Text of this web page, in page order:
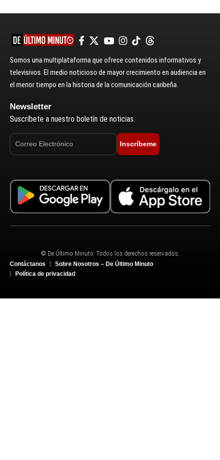
Somos una multiplataforma que ofrece contenidos informativos y
televisivos. El medio noticioso de mayor crecimiento en audiencia en
el menor tiempo en la historia de la comunicación caribeña.
Newsletter
Suscríbete a nuestro boletín de noticias.
Inscríbeme
© De Último Minuto. Todos los derechos reservados.
Contáctanos
Sobre Nosotros – De Último Minuto
Política de privacidad